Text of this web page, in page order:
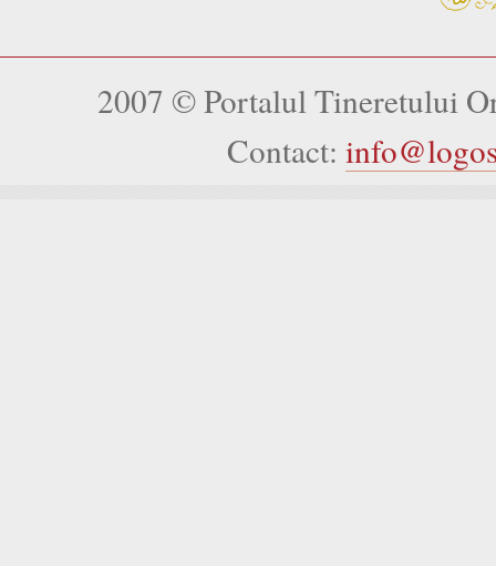
2007 © Portalul Tineretului
Contact: